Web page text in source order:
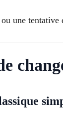
une tentative